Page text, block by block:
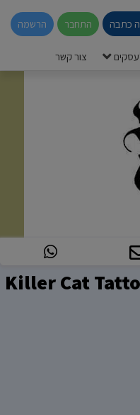
כתבה התחבר הרשמה
צור קשר
Killer Cat